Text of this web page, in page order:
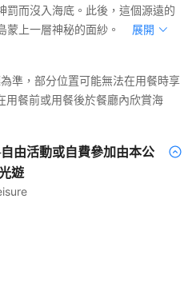
罰而沒入海底。此後，這個源遠的
蒙上一層神秘的面紗。
展開
準，部分位置可能無法在用餐時享
用餐前或用餐後於餐廳內欣賞海
由活動或自費參加由本公
遊